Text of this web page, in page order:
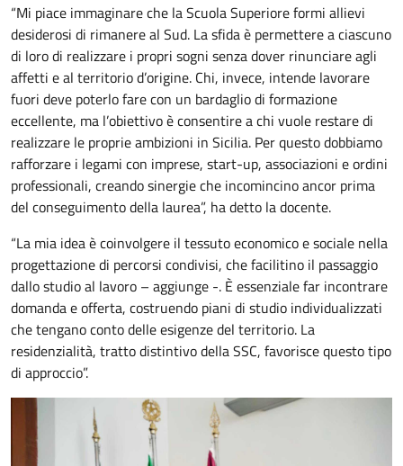
“Mi piace immaginare che la Scuola Superiore formi allievi
desiderosi di rimanere al Sud. La sfida è permettere a ciascuno
di loro di realizzare i propri sogni senza dover rinunciare agli
affetti e al territorio d’origine. Chi, invece, intende lavorare
fuori deve poterlo fare con un bardaglio di formazione
eccellente, ma l’obiettivo è consentire a chi vuole restare di
realizzare le proprie ambizioni in Sicilia. Per questo dobbiamo
rafforzare i legami con imprese, start-up, associazioni e ordini
professionali, creando sinergie che incomincino ancor prima
del conseguimento della laurea”, ha detto la docente.
“La mia idea è coinvolgere il tessuto economico e sociale nella
progettazione di percorsi condivisi, che facilitino il passaggio
dallo studio al lavoro – aggiunge -. È essenziale far incontrare
domanda e offerta, costruendo piani di studio individualizzati
che tengano conto delle esigenze del territorio. La
residenzialità, tratto distintivo della SSC, favorisce questo tipo
di approccio”.